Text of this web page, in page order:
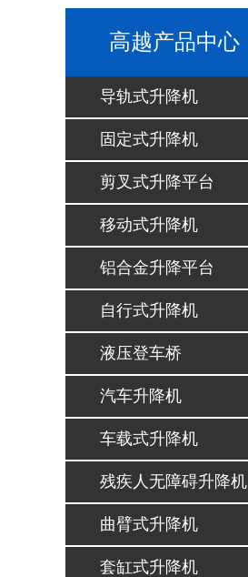
高越产品中心
导轨式升降机
固定式升降机
剪叉式升降平台
移动式升降机
铝合金升降平台
自行式升降机
液压登车桥
汽车升降机
车载式升降机
残疾人无障碍升降机
曲臂式升降机
套缸式升降机